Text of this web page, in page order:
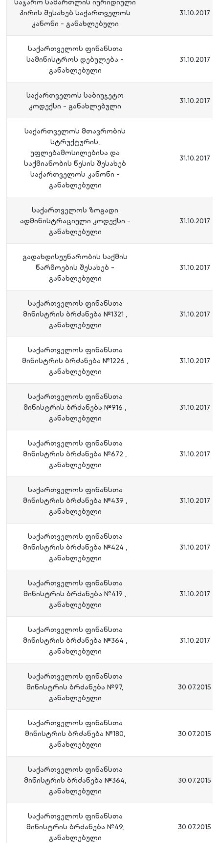
საჯარო სამართლის იურიდიული
პირის შესახებ საქართველოს
კანონი - განახლებული
31.10.2017
საქართველოს ფინანსთა
სამინისტროს დებულება -
განახლებული
31.10.2017
საქართველოს საბიუჯეტო
კოდექსი - განახლებული
31.10.2017
საქართველოს მთავრობის
სტრუქტურის,
უფლებამოსილებისა და
საქმიანობის წესის შესახებ
საქართველოს კანონი -
განახლებული
31.10.2017
საქართველოს ზოგადი
ადმინისტრაციული კოდექსი -
განახლებული
31.10.2017
გადახდისუუნარობის საქმის
წარმოების შესახებ -
განახლებული
31.10.2017
საქართველოს ფინანსთა
მინისტრის ბრძანება №1321 ,
განახლებული
31.10.2017
საქართველოს ფინანსთა
მინისტრის ბრძანება №1226 ,
განახლებული
31.10.2017
საქართველოს ფინანსთა
მინისტრის ბრძანება №916 ,
განახლებული
31.10.2017
საქართველოს ფინანსთა
მინისტრის ბრძანება №672 ,
განახლებული
31.10.2017
საქართველოს ფინანსთა
მინისტრის ბრძანება №439 ,
განახლებული
31.10.2017
საქართველოს ფინანსთა
მინისტრის ბრძანება №424 ,
განახლებული
31.10.2017
საქართველოს ფინანსთა
მინისტრის ბრძანება №419 ,
განახლებული
31.10.2017
საქართველოს ფინანსთა
მინისტრის ბრძანება №364 ,
განახლებული
31.10.2017
საქართველოს ფინანსთა
მინისტრის ბრძანება №97,
განახლებული
30.07.2015
საქართველოს ფინანსთა
მინისტრის ბრძანება №180,
განახლებული
30.07.2015
საქართველოს ფინანსთა
მინისტრის ბრძანება №364,
განახლებული
30.07.2015
საქართველოს ფინანსთა
მინისტრის ბრძანება №49,
განახლებული
30.07.2015